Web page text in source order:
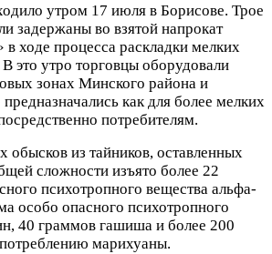
утром 17 июля в Борисове. Трое
задержаны во взятой напрокат
ходе процесса раскладки мелких
это утро торговцы оборудовали
зонах Минского района и
как для более мелких
потребителям.
обысков из тайников, оставленных
сложности изъято более 22
психотропного вещества альфа-
особо опасного психотропного
40 граммов гашиша и более 200
марихуаны.